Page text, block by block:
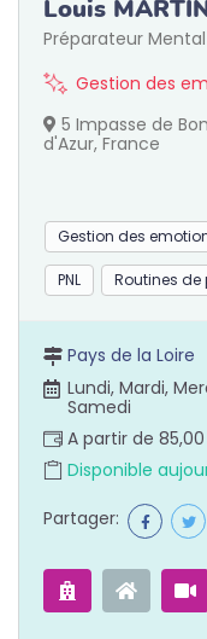
Louis
Préparateur Mental
Gestion des
5 Impasse de
d'Azur, France
Gestion des
PNL Routines
Pays de la Loire
Lundi, Mardi,
Samedi
A partir de
Disponible
Partager: